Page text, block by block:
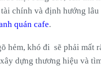
chính và định hướng lâu
quán cafe.
hẻm, khó đi sẽ phải mất
dựng thương hiệu và